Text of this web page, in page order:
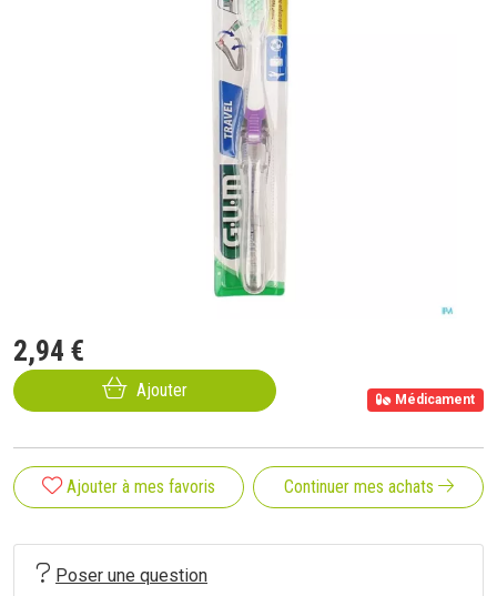
2,94 €
Ajouter Médicament
Ajouter à mes favoris Continuer mes achats
Poser une question